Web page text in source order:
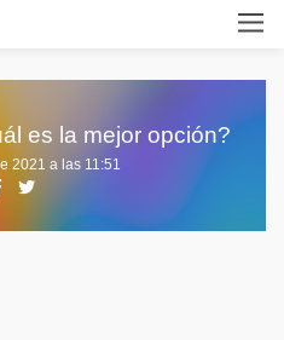
es la mejor opción?
2021 a las 11:51